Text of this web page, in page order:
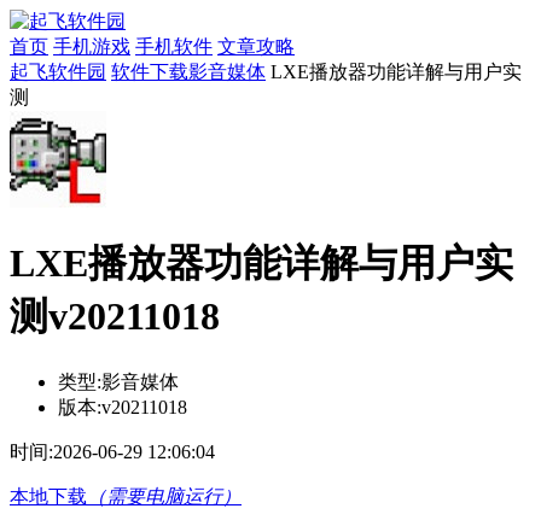
首页 手机游戏 手机软件 文章攻略
起飞软件园 软件下载影音媒体 LXE播放器功能详解与用户实
测
LXE播放器功能详解与用户实
测v20211018
类型:影音媒体
版本:v20211018
时间:2026-06-29 12:06:04
本地下载 （需要电脑运行）